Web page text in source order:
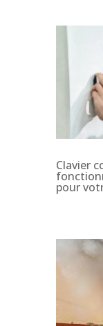
Clavier
pour